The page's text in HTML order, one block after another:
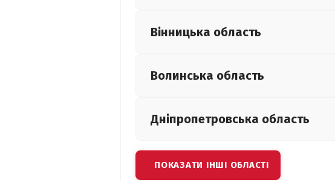
Вінницька область
Волинська область
Дніпропетровська область
ПОКАЗАТИ ІНШІ ОБЛАСТІ